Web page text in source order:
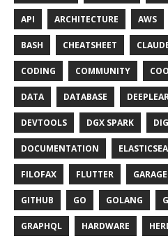
API ARCHITECTURE AWS
BASH CHEATSHEET
CODING COMMUNITY
DATA DATABASE
DEVTOOLS DGX SPARK
DOCUMENTATION
FILOFAX FLUTTER GARAGE
GITHUB GO GOLANG
GRAPHQL HARDWARE